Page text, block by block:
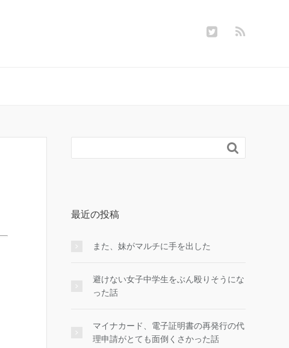

最近の投稿
また、妹がマルチに手を出した
避けない女子中学生をぶん殴りそうにな
った話
マイナカード、電子証明書の再発行の代
理申請がとても面倒くさかった話